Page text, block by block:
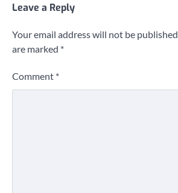
Leave a Reply
Your email address will not be published.
are marked *
Comment *